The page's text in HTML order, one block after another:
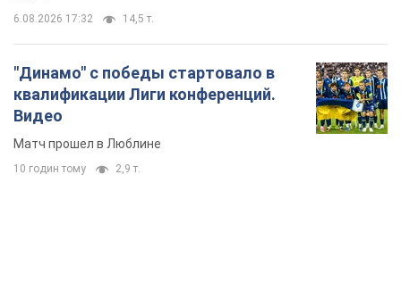
6.08.2026 17:32 14,5 т.
"Динамо" с победы стартовало в
квалификации Лиги конференций.
Видео
Матч прошел в Люблине
10 годин тому 2,9 т.